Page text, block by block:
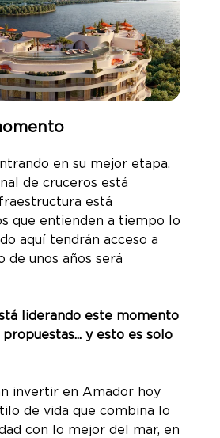
en su mejor etapa.
de cruceros está
está
que entienden a tiempo lo
aquí tendrán acceso a
de unos años será
liderando este momento
propuestas... y esto es solo
invertir en Amador hoy
de vida que combina lo
con lo mejor del mar, en